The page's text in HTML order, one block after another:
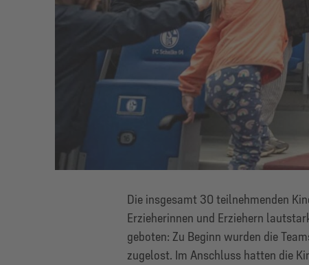
Die insgesamt 30 teilnehmenden
Erzieherinnen und Erziehern
geboten: Zu Beginn wurden die
zugelost. Im Anschluss hatten die